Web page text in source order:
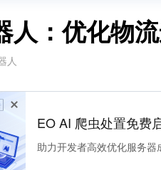
人：优化物
人
EO AI 爬虫处置免费
助力开发者高效优化服务器